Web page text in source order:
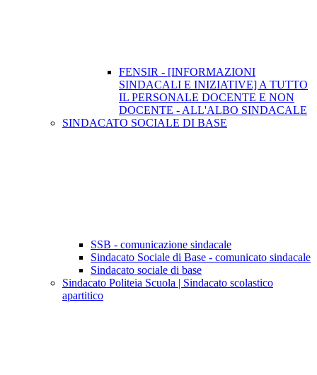
FENSIR - [INFORMAZIONI
SINDACALI E INIZIATIVE] A TUTTO
IL PERSONALE DOCENTE E NON
DOCENTE - ALL'ALBO SINDACALE
SINDACATO SOCIALE DI BASE
SSB - comunicazione sindacale
Sindacato Sociale di Base - comunicato sindacale
Sindacato sociale di base
Sindacato Politeia Scuola | Sindacato scolastico
apartitico